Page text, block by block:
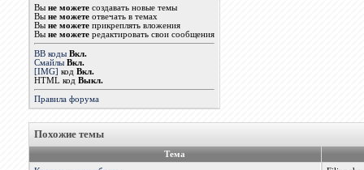
Вы не можетесоздавать новые темы
Вы не можетеотвечать в темах
Вы не можетеприкреплять вложения
Вы не можетередактировать свои сообщения
BB коды Вкл.
Смайлы Вкл.
[IMG] код Вкл.
HTML код Выкл.
Правила форума
Похожие темы
Тема